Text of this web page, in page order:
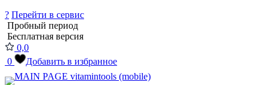
? Перейти в сервис
Пробный период
Бесплатная версия
0,0
0
Добавить в избранное